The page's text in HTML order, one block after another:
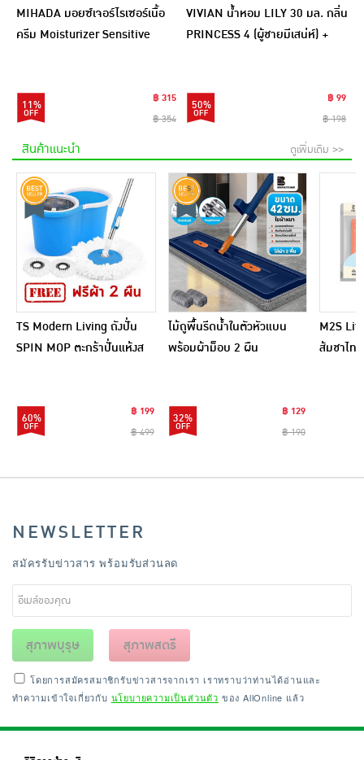
MIHADA มอยซ์เจอร์ไรเซอร์เนื้อ
ครีม Moisturizer Sensitive
11%
฿ 315
฿ 354
VIVIAN น้ำหอม LILY 30 มล. กลิ่น
PRINCESS 4 (ผู้ชายมีเสน่ห์) +
50%
฿ 99
฿ 198
สินค้าแนะนำ ดูเพิ่มเติม >>
TS Modern Living ถังปั่น
SPIN MOP ตะกร้าปั่นแห้งส
60%
฿ 199
฿ 499
ไม้ถูพื้นรีดน้ำในตัวหัวแบน
พร้อมผ้าม็อบ 2 ผืน
32%
฿ 129
฿ 190
M2S
ส้มชาไท
NEWSLETTER
สมัครรับข่าวสาร พร้อมรับส่วนลด
สุภาพบุรุษ สุภาพสตรี
โดยการสมัครสมาชิกรับข่าวสารจากเรา เราทราบว่าท่านได้อ่านและ
ทำความเข้าใจเกี่ยวกับ นโยบายความเป็นส่วนตัว ของ AllOnline แล้ว